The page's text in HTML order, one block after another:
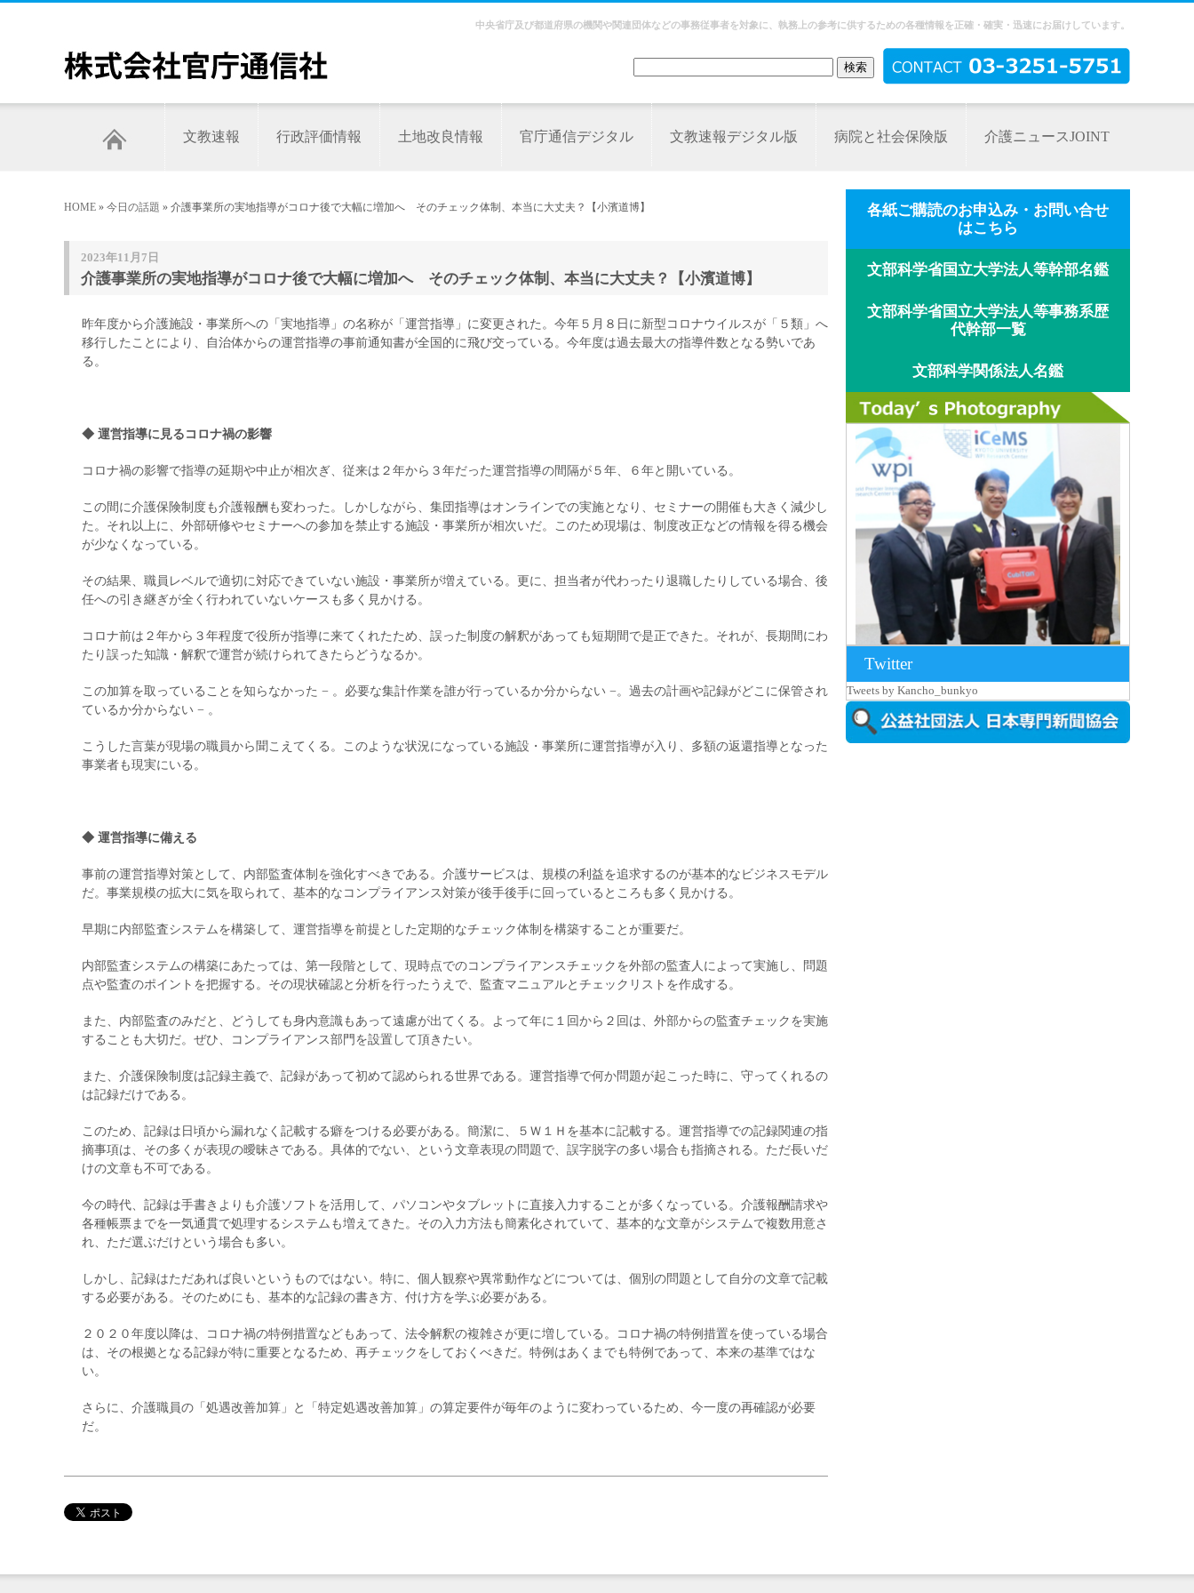
中央省庁及び都道府県の機関や関連団体などの事務従事者を対象に、執務上の参考に供するための各種情報を正確・確実・迅速にお届けしています。
文教速報 行政評価情報 土地改良情報 官庁通信デジタル 文教速報デジタル版 病院と社会保険版 介護ニュースJOINT
HOME » 今日の話題 » 介護事業所の実地指導がコロナ後で大幅に増加へ そのチェック体制、本当に大丈夫？【小濱道博】
2023年11月7日
介護事業所の実地指導がコロナ後で大幅に増加へ そのチェック体制、本当に大丈夫？【小濱道博】
昨年度から介護施設・事業所への「実地指導」の名称が「運営指導」に変更された。今年５月８日に新型コロナウイルスが「５類」へ
移行したことにより、自治体からの運営指導の事前通知書が全国的に飛び交っている。今年度は過去最大の指導件数となる勢いであ
る。
◆ 運営指導に見るコロナ禍の影響
コロナ禍の影響で指導の延期や中止が相次ぎ、従来は２年から３年だった運営指導の間隔が５年、６年と開いている。
この間に介護保険制度も介護報酬も変わった。しかしながら、集団指導はオンラインでの実施となり、セミナーの開催も大きく減少し
た。それ以上に、外部研修やセミナーへの参加を禁止する施設・事業所が相次いだ。このため現場は、制度改正などの情報を得る機会
が少なくなっている。
その結果、職員レベルで適切に対応できていない施設・事業所が増えている。更に、担当者が代わったり退職したりしている場合、後
任への引き継ぎが全く行われていないケースも多く見かける。
コロナ前は２年から３年程度で役所が指導に来てくれたため、誤った制度の解釈があっても短期間で是正できた。それが、長期間にわ
たり誤った知識・解釈で運営が続けられてきたらどうなるか。
この加算を取っていることを知らなかった − 。必要な集計作業を誰が行っているか分からない −。過去の計画や記録がどこに保管され
ているか分からない − 。
こうした言葉が現場の職員から聞こえてくる。このような状況になっている施設・事業所に運営指導が入り、多額の返還指導となった
事業者も現実にいる。
◆ 運営指導に備える
事前の運営指導対策として、内部監査体制を強化すべきである。介護サービスは、規模の利益を追求するのが基本的なビジネスモデル
だ。事業規模の拡大に気を取られて、基本的なコンプライアンス対策が後手後手に回っているところも多く見かける。
早期に内部監査システムを構築して、運営指導を前提とした定期的なチェック体制を構築することが重要だ。
内部監査システムの構築にあたっては、第一段階として、現時点でのコンプライアンスチェックを外部の監査人によって実施し、問題
点や監査のポイントを把握する。その現状確認と分析を行ったうえで、監査マニュアルとチェックリストを作成する。
また、内部監査のみだと、どうしても身内意識もあって遠慮が出てくる。よって年に１回から２回は、外部からの監査チェックを実施
することも大切だ。ぜひ、コンプライアンス部門を設置して頂きたい。
また、介護保険制度は記録主義で、記録があって初めて認められる世界である。運営指導で何か問題が起こった時に、守ってくれるの
は記録だけである。
このため、記録は日頃から漏れなく記載する癖をつける必要がある。簡潔に、５Ｗ１Ｈを基本に記載する。運営指導での記録関連の指
摘事項は、その多くが表現の曖昧さである。具体的でない、という文章表現の問題で、誤字脱字の多い場合も指摘される。ただ長いだ
けの文章も不可である。
今の時代、記録は手書きよりも介護ソフトを活用して、パソコンやタブレットに直接入力することが多くなっている。介護報酬請求や
各種帳票までを一気通貫で処理するシステムも増えてきた。その入力方法も簡素化されていて、基本的な文章がシステムで複数用意さ
れ、ただ選ぶだけという場合も多い。
しかし、記録はただあれば良いというものではない。特に、個人観察や異常動作などについては、個別の問題として自分の文章で記載
する必要がある。そのためにも、基本的な記録の書き方、付け方を学ぶ必要がある。
２０２０年度以降は、コロナ禍の特例措置などもあって、法令解釈の複雑さが更に増している。コロナ禍の特例措置を使っている場合
は、その根拠となる記録が特に重要となるため、再チェックをしておくべきだ。特例はあくまでも特例であって、本来の基準ではな
い。
さらに、介護職員の「処遇改善加算」と「特定処遇改善加算」の算定要件が毎年のように変わっているため、今一度の再確認が必要
だ。
各紙ご購読のお申込み・お問い合せ
はこちら
文部科学省国立大学法人等幹部名鑑
文部科学省国立大学法人等事務系歴
代幹部一覧
文部科学関係法人名鑑
京都大iCeMS等を視察した松本文部科学
大...
Twitter
Tweets by Kancho_bunkyo